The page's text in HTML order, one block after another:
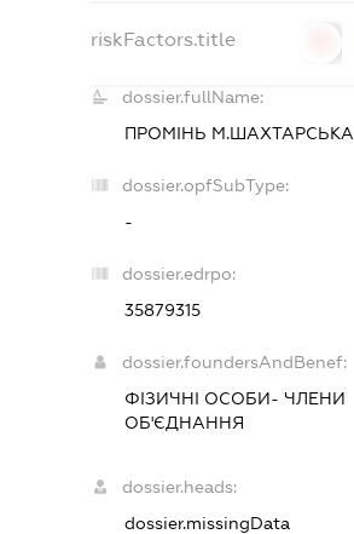
riskFactors.title
dossier.fullName:
ПРОМІНЬ М.ШАХТАРСЬКА
dossier.opfSubType:
-
dossier.edrpo:
35879315
dossier.foundersAndBenef:
ФІЗИЧНІ ОСОБИ- ЧЛЕНИ
ОБ'ЄДНАННЯ
dossier.heads:
dossier.missingData